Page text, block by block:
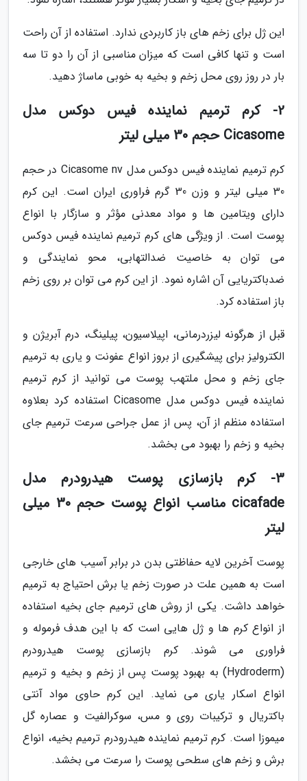
این ژل برای زخم های باز کاربردی ندارد. استفاده از آن راحت
است و تنها کافی است که میزان مناسبی از آن را دو تا سه
بار در روز روی محل زخم و بخیه به خوبی ماساژ دهید.
2- کرم ترمیم نماینده فیس دوکس مدل
Cicasome حجم 30 میلی لیتر
کرم ترمیم نماینده فیس دوکس مدل Cicasome nv در حجم
30 میلی لیتر و وزن 30 گرم فراوری ایران است. این کرم
دارای ویتامین ها و مواد معدنی مؤثر و سازگار با انواع
پوست است. از ویژگی های کرم ترمیم نماینده فیس دوکس
می توان به خاصیت ضدالتهابی، محو نمایندگی و
ضدباکتریایی آن اشاره نمود. از این کرم می توان بر روی زخم
باز استفاده کرد.
قبل از هرگونه لیزردرمانی، اپیلاسیون، پیلینگ، درم آبریژن و
الکترولیز برای پیشگیری از بروز انواع عفونت و یاری به ترمیم
جای زخم و محل ملتهب پوست می توانید از کرم ترمیم
نماینده فیس دوکس مدل Cicasome استفاده کرد بعلاوه
استفاده منظم از آن، پس از عمل جراحی سرعت ترمیم جای
بخیه و زخم را بهبود می بخشد.
3- کرم بازسازی پوست هیدرودرم مدل
cicafade مناسب انواع پوست حجم 30 میلی
لیتر
پوست آخرین لایه حفاظتی بدن در برابر آسیب های خارجی
است به همین علت در صورت زخم یا برش احتیاج به ترمیم
خواهد داشت. یکی از روش های ترمیم جای بخیه استفاده
از انواع کرم ها و ژل هایی است که با این هدف فرموله و
فراوری می شوند. کرم بازسازی پوست هیدرودرم
(Hydroderm) به بهبود پوست پس از زخم و بخیه و ترمیم
انواع اسکار یاری می نماید. این کرم حاوی مواد آنتی
باکتریال و ترکیبات روی و مس، سوکرالفیت و عصاره گل
میموزا است. کرم ترمیم نماینده هیدرودرم ترمیم بخیه، انواع
برش و زخم های سطحی پوست را سرعت می بخشد.